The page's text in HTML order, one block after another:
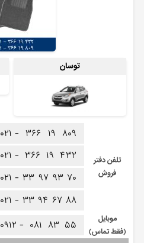
توسان
تلفن دفتر
فروش
۰۲۱ - ۳۶۶ ۱۹ ۸۰۹
۰۲۱ - ۳۶۶ ۱۹ ۴۳۲
۰۲۱ - ۳۳ ۹۷ ۹۳ ۷۰
۰۲۱ - ۳۳ ۹۴ ۶۷ ۸۸
موبایل
(فقط تماس)
۰۹۱۲ - ۰۸۱ ۸۳ ۵۵